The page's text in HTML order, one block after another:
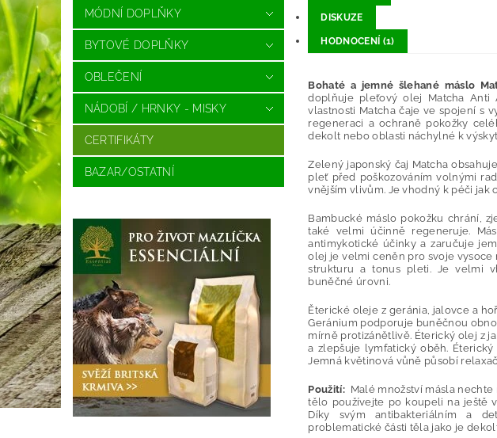
MÓDNÍ DOPLŇKY
BYTOVÉ DOPLŇKY
OBLEČENÍ
NÁDOBÍ / HRNKY - MISKY
CERTIFIKÁTY
BAZAR/OSTATNÍ
DISKUZE
HODNOCENÍ (1)
Bohaté a jemné šlehané máslo
doplňuje pleťový olej Matcha Anti
vlastnosti Matcha čaje ve spojení s
regeneraci a ochraně pokožky
dekolt nebo oblasti náchylné k
Zelený japonský čaj Matcha
pleť před poškozováním volnými
vnějším vlivům. Je vhodný k péči
Bambucké máslo pokožku chrání,
také velmi účinně regeneruje.
antimykotické účinky a zaručuje
olej je velmi ceněn pro svoje
strukturu a tonus pleti. Je velmi
buněčné úrovni.
Ěterické oleje z geránia, jalovce a
Geránium podporuje buněčnou
mírně protizánětlivě. Éterický olej z
a zlepšuje lymfatický oběh.
Jemná květinová vůně působí
Použití: Malé množství másla
tělo používejte po koupeli na ještě
Díky svým antibakteriálním a
problematické části těla jako je